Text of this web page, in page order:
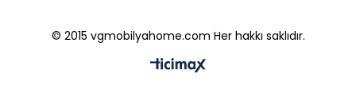
© 2015 vgmobilyahome.com Her hakkı saklıdır.